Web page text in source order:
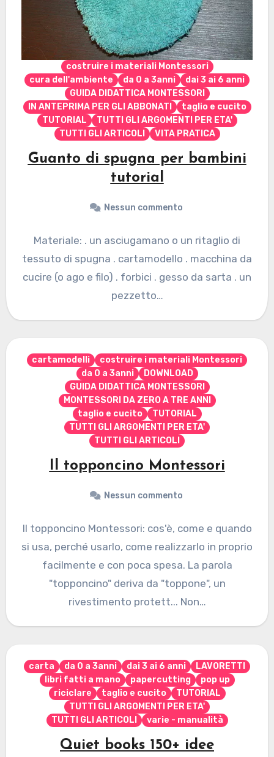
costruire i materiali Montessori
cura dell'ambiente
da 0 a 3anni
dai 3 ai 6 anni
GUIDA DIDATTICA MONTESSORI
IN ANTEPRIMA PER GLI ABBONATI
taglio e cucito
TUTORIAL
TUTTI GLI ARGOMENTI PER ETA'
TUTTI GLI ARTICOLI
VITA PRATICA
Guanto di spugna per bambini
tutorial
Nessun commento
Materiale: . un asciugamano o un ritaglio di
tessuto di spugna . cartamodello . macchina da
cucire (o ago e filo) . forbici . gesso da sarta . un
pezzetto…
cartamodelli
costruire i materiali Montessori
da 0 a 3anni
DOWNLOAD
GUIDA DIDATTICA MONTESSORI
MONTESSORI DA ZERO A TRE ANNI
taglio e cucito
TUTORIAL
TUTTI GLI ARGOMENTI PER ETA'
TUTTI GLI ARTICOLI
Il topponcino Montessori
Nessun commento
Il topponcino Montessori: cos'è, come e quando
si usa, perché usarlo, come realizzarlo in proprio
facilmente e con poca spesa. La parola
"topponcino" deriva da "toppone", un
rivestimento protett... Non…
carta da 0 a 3anni dai 3 ai 6 anni
LAVORETTI
libri fatti a mano
papercutting
pop up
riciclare
taglio e cucito
TUTORIAL
TUTTI GLI ARGOMENTI PER ETA'
TUTTI GLI ARTICOLI
varie - manualità
Quiet books 150+ idee